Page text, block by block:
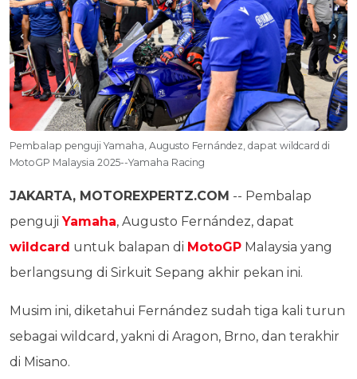
Pembalap penguji Yamaha, Augusto Fernández, dapat wildcard di
MotoGP Malaysia 2025--Yamaha Racing
JAKARTA, MOTOREXPERTZ.COM -- Pembalap
pengujiYamaha, Augusto Fernández, dapat
wildcard untuk balapan di MotoGP Malaysia yang
berlangsung di Sirkuit Sepang akhir pekan ini.
Musim ini, diketahui Fernández sudah tiga kali turun
sebagai wildcard, yakni di Aragon, Brno, dan terakhir
di Misano.